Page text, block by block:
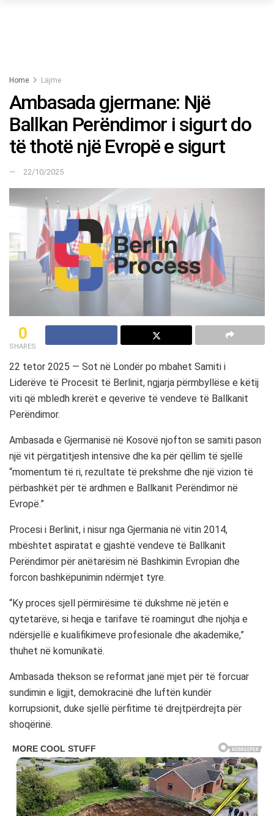
Home Lajme
Ambasada gjermane: Një
Ballkan Perëndimor i sigurt do
të thotë një Evropë e sigurt
22/10/2025
0
SHARES
22 tetor 2025 — Sot në Londër po mbahet Samiti i
Liderëve të Procesit të Berlinit, ngjarja përmbyllëse e këtij
viti që mbledh krerët e qeverive të vendeve të Ballkanit
Perëndimor.
Ambasada e Gjermanisë në Kosovë njofton se samiti pason
një vit përgatitjesh intensive dhe ka për qëllim të sjellë
“momentum të ri, rezultate të prekshme dhe një vizion të
përbashkët për të ardhmen e Ballkanit Perëndimor në
Evropë.”
Procesi i Berlinit, i nisur nga Gjermania në vitin 2014,
mbështet aspiratat e gjashtë vendeve të Ballkanit
Perëndimor për anëtarësim në Bashkimin Evropian dhe
forcon bashkëpunimin ndërmjet tyre.
“Ky proces sjell përmirësime të dukshme në jetën e
qytetarëve, si heqja e tarifave të roamingut dhe njohja e
ndërsjellë e kualifikimeve profesionale dhe akademike,”
thuhet në komunikatë.
Ambasada thekson se reformat janë mjet për të forcuar
sundimin e ligjit, demokracinë dhe luftën kundër
korrupsionit, duke sjellë përfitime të drejtpërdrejta për
shoqërinë.